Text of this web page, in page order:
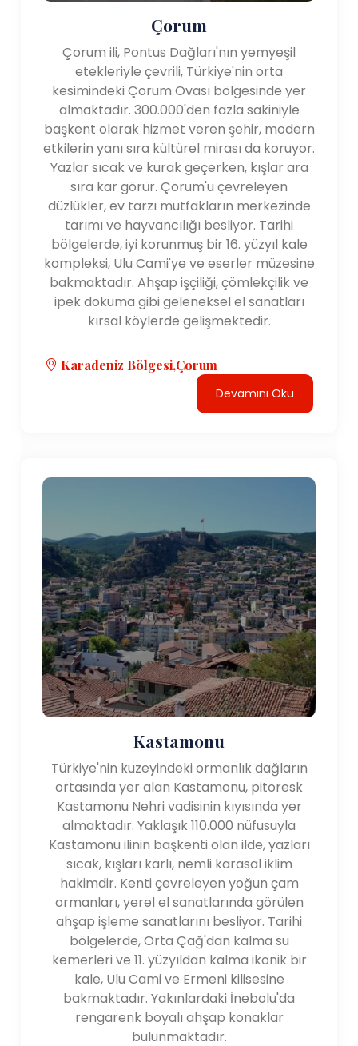
Çorum
Çorum ili, Pontus Dağları'nın yemyeşil
etekleriyle çevrili, Türkiye'nin orta
kesimindeki Çorum Ovası bölgesinde yer
almaktadır. 300.000'den fazla sakiniyle
başkent olarak hizmet veren şehir, modern
etkilerin yanı sıra kültürel mirası da koruyor.
Yazlar sıcak ve kurak geçerken, kışlar ara
sıra kar görür. Çorum'u çevreleyen
düzlükler, ev tarzı mutfakların merkezinde
tarımı ve hayvancılığı besliyor. Tarihi
bölgelerde, iyi korunmuş bir 16. yüzyıl kale
kompleksi, Ulu Cami'ye ve eserler müzesine
bakmaktadır. Ahşap işçiliği, çömlekçilik ve
ipek dokuma gibi geleneksel el sanatları
kırsal köylerde gelişmektedir.
Karadeniz Bölgesi,Çorum
Devamını Oku
Kastamonu
Türkiye'nin kuzeyindeki ormanlık dağların
ortasında yer alan Kastamonu, pitoresk
Kastamonu Nehri vadisinin kıyısında yer
almaktadır. Yaklaşık 110.000 nüfusuyla
Kastamonu ilinin başkenti olan ilde, yazları
sıcak, kışları karlı, nemli karasal iklim
hakimdir. Kenti çevreleyen yoğun çam
ormanları, yerel el sanatlarında görülen
ahşap işleme sanatlarını besliyor. Tarihi
bölgelerde, Orta Çağ'dan kalma su
kemerleri ve 11. yüzyıldan kalma ikonik bir
kale, Ulu Cami ve Ermeni kilisesine
bakmaktadır. Yakınlardaki İnebolu'da
rengarenk boyalı ahşap konaklar
bulunmaktadır.